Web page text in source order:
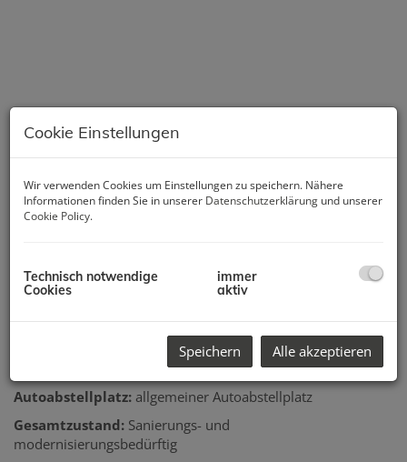
Beschreibung
2 Zimmer-Wohnung mit 60,75 m² Nutzfläche 4. OG mit
Lift
HWB: 41,42 HWB Energieklasse B
Autoabstellplatz: allgemeiner Autoabstellplatz
Gesamtzustand: Sanierungs- und
modernisierungsbedürftig
Cookie Einstellungen
Wir verwenden Cookies um Einstellungen zu speichern. Nähere
Informationen finden Sie in unserer Datenschutzerklärung und unserer
Cookie Policy.
Technisch notwendige
Cookies
immer
aktiv
Speichern Alle akzeptieren